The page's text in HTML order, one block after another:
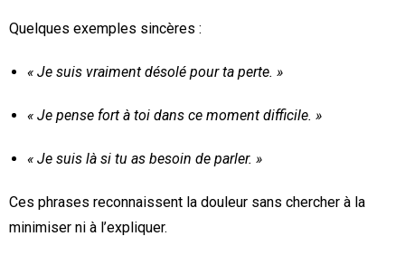
Quelques exemples sincères :
« Je suis vraiment désolé pour ta perte. »
« Je pense fort à toi dans ce moment difficile. »
« Je suis là si tu as besoin de parler. »
Ces phrases reconnaissent la douleur sans chercher à la
minimiser ni à l’expliquer.